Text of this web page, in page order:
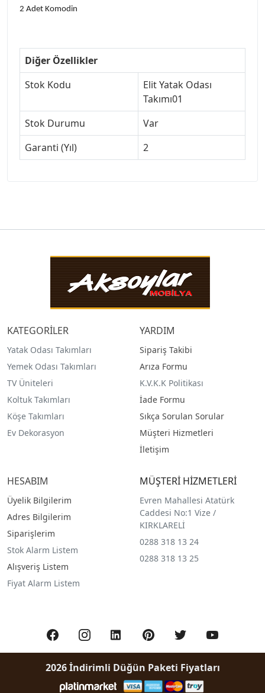
2 Adet Komodin
Diğer Özellikler
Stok Kodu
Elit Yatak Odası
Takımı01
Stok Durumu
Var
Garanti (Yıl)
2
KATEGORİLER
Yatak Odası Takımları
Yemek Odası Takımları
TV Üniteleri
Koltuk Takımları
Köşe Takımları
Ev Dekorasyon
YARDIM
Sipariş Takibi
Arıza Formu
K.V.K.K Politikası
İade Formu
Sıkça Sorulan Sorular
Müşteri Hizmetleri
İletişim
HESABIM
Üyelik Bilgilerim
Adres Bilgilerim
Siparişlerim
Stok Alarm Listem
Alışveriş Listem
Fiyat Alarm Listem
MÜŞTERİ HİZMETLERİ
Evren Mahallesi Atatürk
Caddesi No:1 Vize /
KIRKLARELİ
0288 318 13 24
0288 318 13 25
2026 İndirimli Düğün Paketi Fiyatları